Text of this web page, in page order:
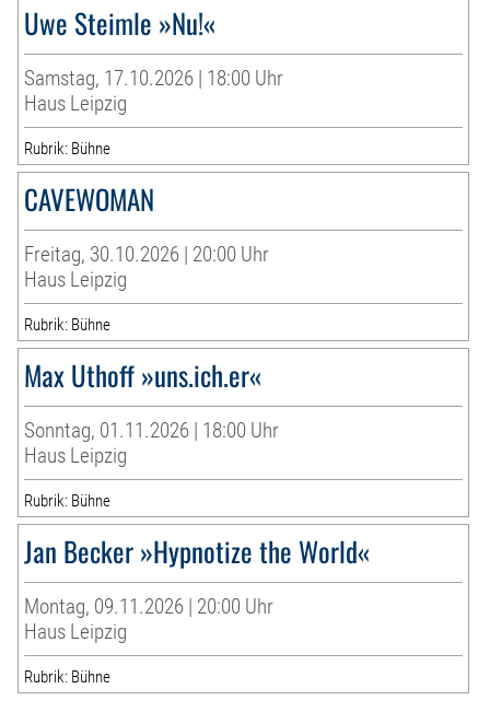
Uwe Steimle »Nu!«
Samstag, 17.10.2026 | 18:00 Uhr
Haus Leipzig
Rubrik: Bühne
CAVEWOMAN
Freitag, 30.10.2026 | 20:00 Uhr
Haus Leipzig
Rubrik: Bühne
Max Uthoff »uns.ich.er«
Sonntag, 01.11.2026 | 18:00 Uhr
Haus Leipzig
Rubrik: Bühne
Jan Becker »Hypnotize the World«
Montag, 09.11.2026 | 20:00 Uhr
Haus Leipzig
Rubrik: Bühne